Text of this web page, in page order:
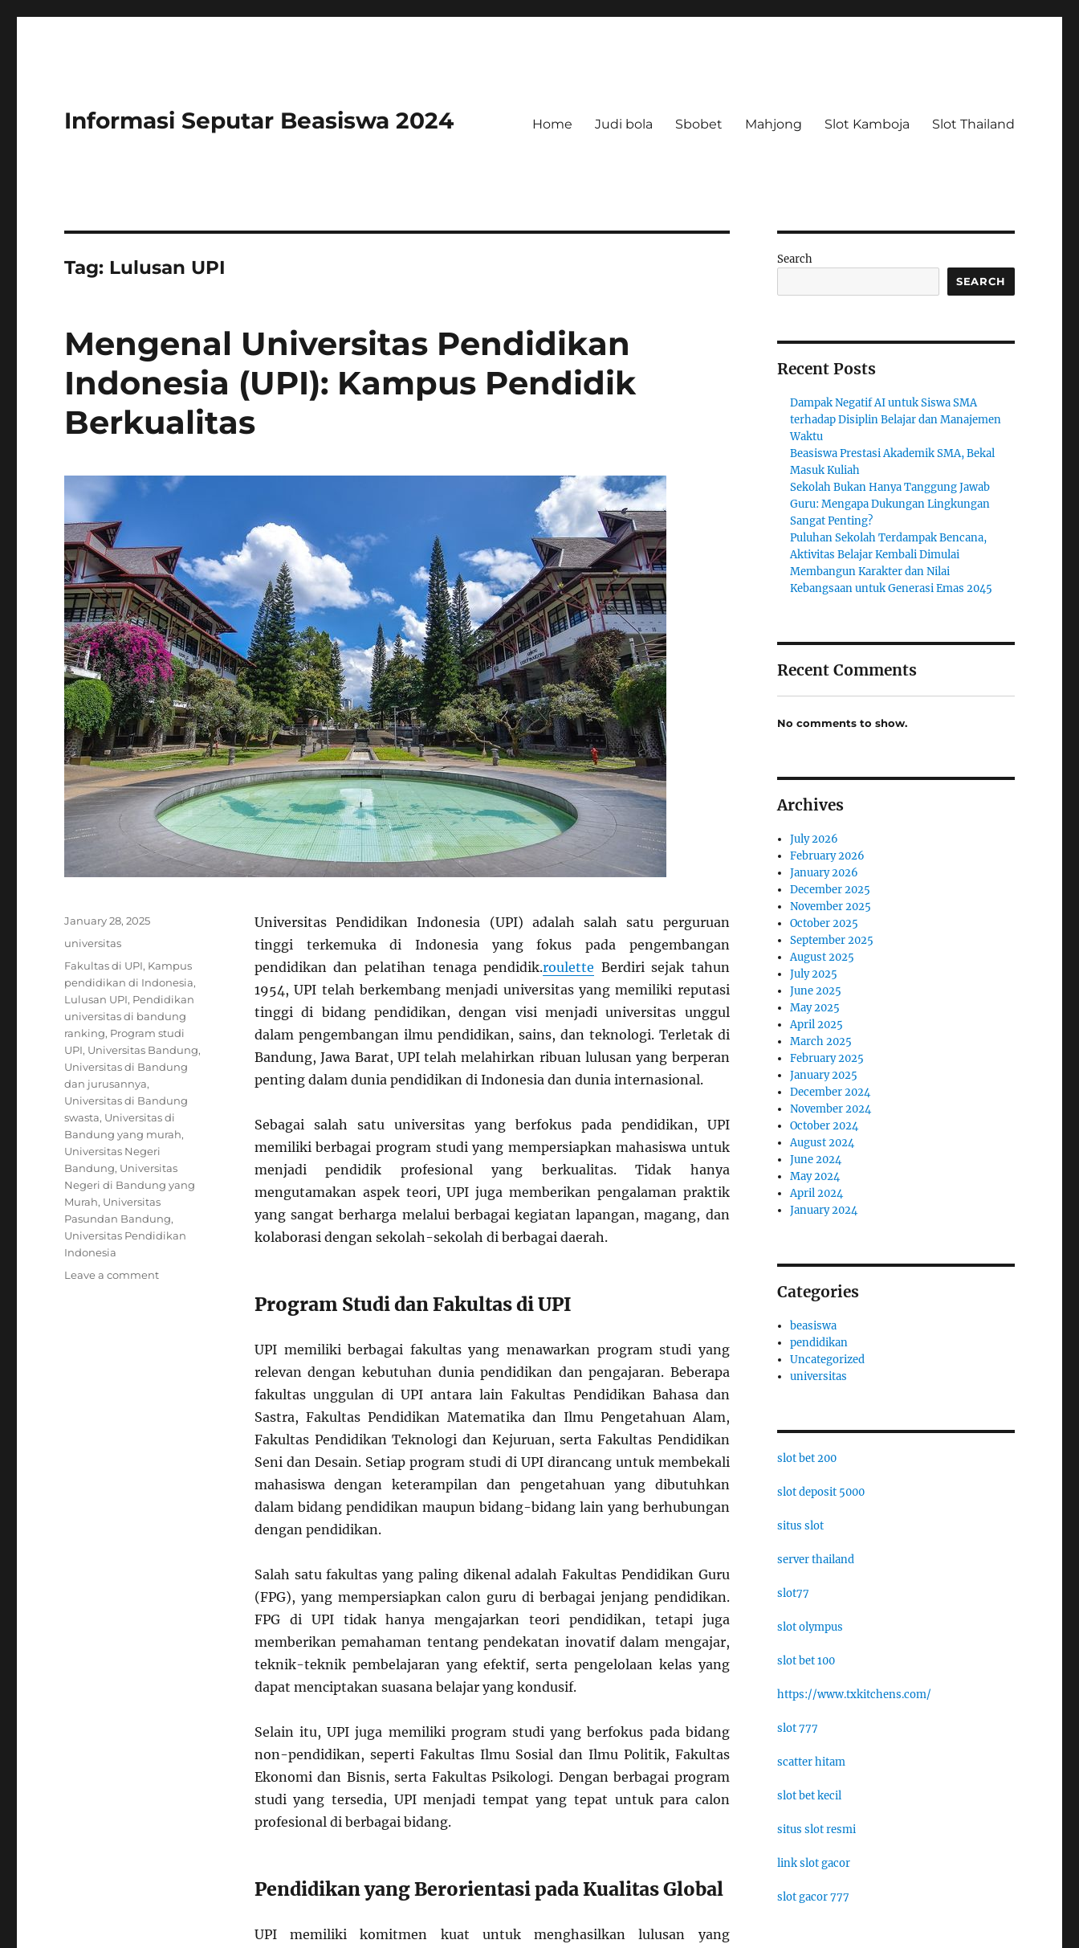
Informasi Seputar Beasiswa 2024 Home Judi bola Sbobet Mahjong Slot Kamboja Slot Thailand
Tag: Lulusan UPI
Mengenal Universitas Pendidikan
Indonesia (UPI): Kampus Pendidik
Berkualitas
Universitas Pendidikan Indonesia (UPI) adalah salah satu perguruan
tinggi terkemuka di Indonesia yang fokus pada pengembangan
pendidikan dan pelatihan tenaga pendidik.roulette Berdiri sejak tahun
1954, UPI telah berkembang menjadi universitas yang memiliki reputasi
tinggi di bidang pendidikan, dengan visi menjadi universitas unggul
dalam pengembangan ilmu pendidikan, sains, dan teknologi. Terletak di
Bandung, Jawa Barat, UPI telah melahirkan ribuan lulusan yang berperan
penting dalam dunia pendidikan di Indonesia dan dunia internasional.
Sebagai salah satu universitas yang berfokus pada pendidikan, UPI
memiliki berbagai program studi yang mempersiapkan mahasiswa untuk
menjadi pendidik profesional yang berkualitas. Tidak hanya
mengutamakan aspek teori, UPI juga memberikan pengalaman praktik
yang sangat berharga melalui berbagai kegiatan lapangan, magang, dan
kolaborasi dengan sekolah-sekolah di berbagai daerah.
Program Studi dan Fakultas di UPI
UPI memiliki berbagai fakultas yang menawarkan program studi yang
relevan dengan kebutuhan dunia pendidikan dan pengajaran. Beberapa
fakultas unggulan di UPI antara lain Fakultas Pendidikan Bahasa dan
Sastra, Fakultas Pendidikan Matematika dan Ilmu Pengetahuan Alam,
Fakultas Pendidikan Teknologi dan Kejuruan, serta Fakultas Pendidikan
Seni dan Desain. Setiap program studi di UPI dirancang untuk membekali
mahasiswa dengan keterampilan dan pengetahuan yang dibutuhkan
dalam bidang pendidikan maupun bidang-bidang lain yang berhubungan
dengan pendidikan.
Salah satu fakultas yang paling dikenal adalah Fakultas Pendidikan Guru
(FPG), yang mempersiapkan calon guru di berbagai jenjang pendidikan.
FPG di UPI tidak hanya mengajarkan teori pendidikan, tetapi juga
memberikan pemahaman tentang pendekatan inovatif dalam mengajar,
teknik-teknik pembelajaran yang efektif, serta pengelolaan kelas yang
dapat menciptakan suasana belajar yang kondusif.
Selain itu, UPI juga memiliki program studi yang berfokus pada bidang
non-pendidikan, seperti Fakultas Ilmu Sosial dan Ilmu Politik, Fakultas
Ekonomi dan Bisnis, serta Fakultas Psikologi. Dengan berbagai program
studi yang tersedia, UPI menjadi tempat yang tepat untuk para calon
profesional di berbagai bidang.
Pendidikan yang Berorientasi pada Kualitas Global
UPI memiliki komitmen kuat untuk menghasilkan lulusan yang
Posted
January 28, 2025
Categories
universitas
Tags
Fakultas di UPI, Kampus
pendidikan di Indonesia,
Lulusan UPI, Pendidikan
universitas di bandung
ranking, Program studi
UPI, Universitas Bandung,
Universitas di Bandung
dan jurusannya,
Universitas di Bandung
swasta, Universitas di
Bandung yang murah,
Universitas Negeri
Bandung, Universitas
Negeri di Bandung yang
Murah, Universitas
Pasundan Bandung,
Universitas Pendidikan
Indonesia
Leave a commenton
Search
SEARCH
Recent Posts
Dampak Negatif AI untuk Siswa SMA
terhadap Disiplin Belajar dan Manajemen
Waktu
Beasiswa Prestasi Akademik SMA, Bekal
Masuk Kuliah
Sekolah Bukan Hanya Tanggung Jawab
Guru: Mengapa Dukungan Lingkungan
Sangat Penting?
Puluhan Sekolah Terdampak Bencana,
Aktivitas Belajar Kembali Dimulai
Membangun Karakter dan Nilai
Kebangsaan untuk Generasi Emas 2045
Recent Comments
No comments to show.
Archives
July 2026
February 2026
January 2026
December 2025
November 2025
October 2025
September 2025
August 2025
July 2025
June 2025
May 2025
April 2025
March 2025
February 2025
January 2025
December 2024
November 2024
October 2024
August 2024
June 2024
May 2024
April 2024
January 2024
Categories
beasiswa
pendidikan
Uncategorized
universitas
slot bet 200
slot deposit 5000
situs slot
server thailand
slot77
slot olympus
slot bet 100
https://www.txkitchens.com/
slot 777
scatter hitam
slot bet kecil
situs slot resmi
link slot gacor
slot gacor 777